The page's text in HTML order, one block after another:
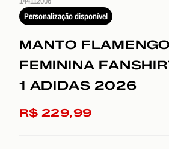
Personalização disponível
MANTO FLAMENGO
FEMININA
1 ADIDAS 2026
R$ 229,99